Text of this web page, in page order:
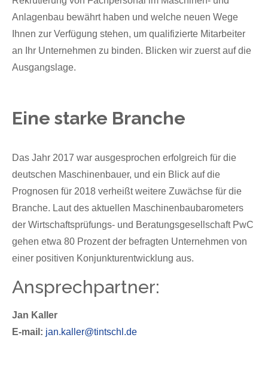
Anlagenbau bewährt haben und welche neuen Wege
Ihnen zur Verfügung stehen, um qualifizierte Mitarbeiter
an Ihr Unternehmen zu binden. Blicken wir zuerst auf die
Ausgangslage.
Eine starke Branche
Das Jahr 2017 war ausgesprochen erfolgreich für die
deutschen Maschinenbauer, und ein Blick auf die
Prognosen für 2018 verheißt weitere Zuwächse für die
Branche. Laut des aktuellen Maschinenbaubarometers
der Wirtschaftsprüfungs- und Beratungsgesellschaft PwC
gehen etwa 80 Prozent der befragten Unternehmen von
einer positiven Konjunkturentwicklung aus.
Ansprechpartner:
Jan Kaller
E-mail: jan.kaller@tintschl.de